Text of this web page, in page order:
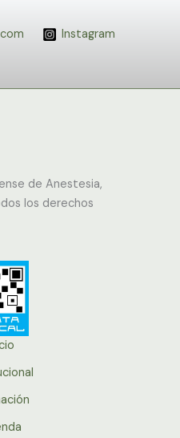
Instagram
de Anestesia,
los derechos